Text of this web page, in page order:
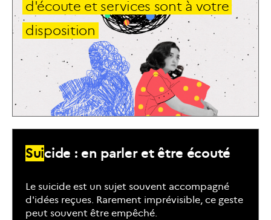
d'écoute et services sont à votre
disposition
Suicide : en parler et être écouté
Le suicide est un sujet souvent accompagné
d'idées reçues. Rarement imprévisible, ce geste
peut souvent être empêché.